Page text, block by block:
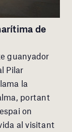
de
guanyador
Pilar
la
portant
on
al visitant